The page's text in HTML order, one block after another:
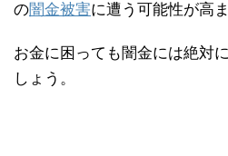
の闇金被害に遭う可能性が高
お金に困っても闇金には絶対
しょう。